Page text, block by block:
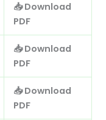
📥 Download
PDF
📥 Download
PDF
📥 Download
PDF